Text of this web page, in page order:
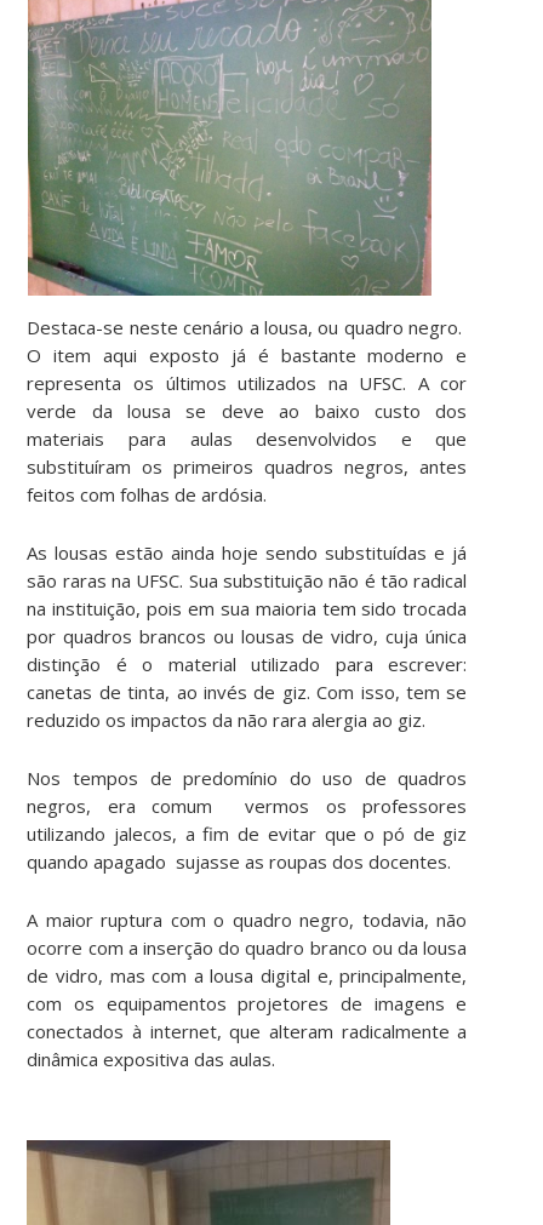
Destaca-se neste cenário a lousa, ou quadro negro.
O item aqui exposto já é bastante moderno e
representa os últimos utilizados na UFSC. A cor
verde da lousa se deve ao baixo custo dos
materiais para aulas desenvolvidos e que
substituíram os primeiros quadros negros, antes
feitos com folhas de ardósia.
As lousas estão ainda hoje sendo substituídas e já
são raras na UFSC. Sua substituição não é tão radical
na instituição, pois em sua maioria tem sido trocada
por quadros brancos ou lousas de vidro, cuja única
distinção é o material utilizado para escrever:
canetas de tinta, ao invés de giz. Com isso, tem se
reduzido os impactos da não rara alergia ao giz.
Nos tempos de predomínio do uso de quadros
negros, era comum vermos os professores
utilizando jalecos, a fim de evitar que o pó de giz
quando apagado sujasse as roupas dos docentes.
A maior ruptura com o quadro negro, todavia, não
ocorre com a inserção do quadro branco ou da lousa
de vidro, mas com a lousa digital e, principalmente,
com os equipamentos projetores de imagens e
conectados à internet, que alteram radicalmente a
dinâmica expositiva das aulas.